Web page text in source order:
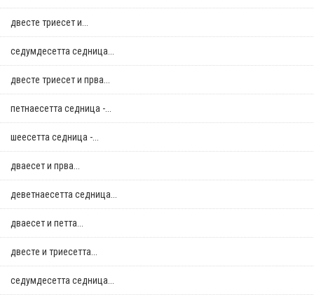
двестe триесет и...
седумдесетта седница...
двестe триесет и прва...
петнаесетта седница -...
шеесетта седница -...
дваесет и прва...
деветнаесетта седница...
дваесет и петта...
двестe и триесетта...
седумдесетта седница...